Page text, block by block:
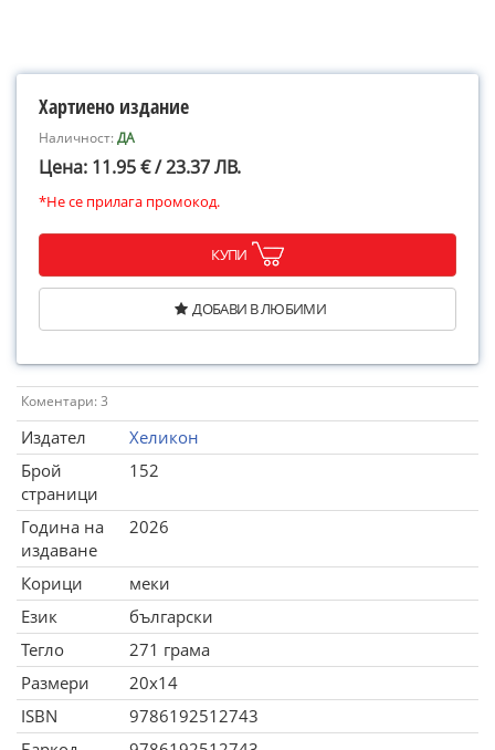
Хартиено издание
Наличност:ДА
Цена: 11.95 € / 23.37 ЛВ.
*Не се прилага промокод.
КУПИ
ДОБАВИ В ЛЮБИМИ
Коментари: 3
Издател
Хеликон
Брой
страници
152
Година на
издаване
2026
Корици
меки
Език
български
Тегло
271 грама
Размери
20x14
ISBN
9786192512743